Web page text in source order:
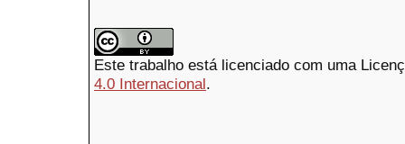
Este trabalho está licenciado com uma
4.0 Internacional.